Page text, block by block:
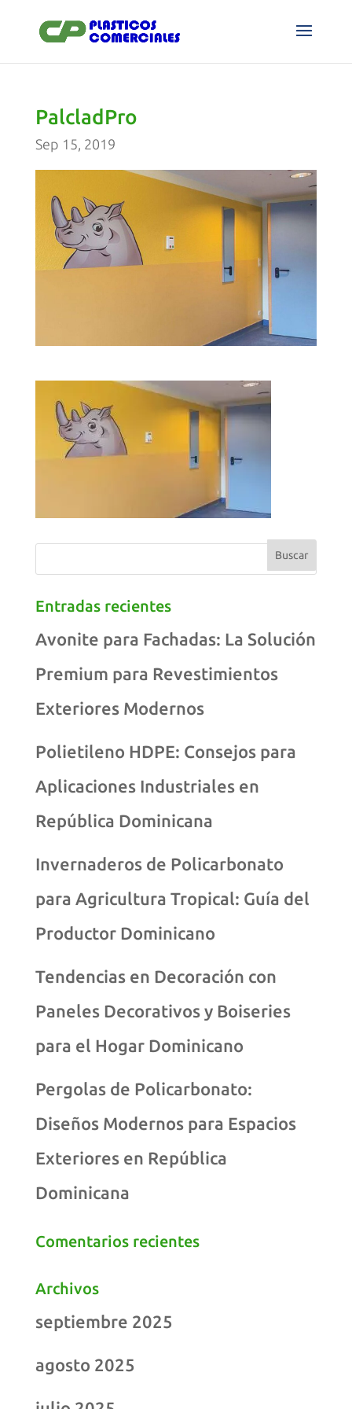
PalcladPro
Sep 15, 2019
Entradas recientes
Avonite para Fachadas: La Solución
Premium para Revestimientos
Exteriores Modernos
Polietileno HDPE: Consejos para
Aplicaciones Industriales en
República Dominicana
Invernaderos de Policarbonato
para Agricultura Tropical: Guía del
Productor Dominicano
Tendencias en Decoración con
Paneles Decorativos y Boiseries
para el Hogar Dominicano
Pergolas de Policarbonato:
Diseños Modernos para Espacios
Exteriores en República
Dominicana
Comentarios recientes
Archivos
septiembre 2025
agosto 2025